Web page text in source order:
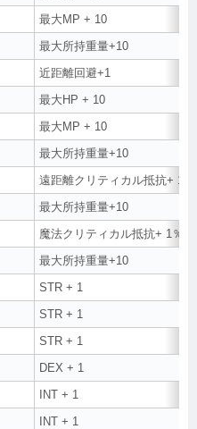
最大MP + 10
最大所持重量+10
近距離回避+1
最大HP + 10
最大MP + 10
最大所持重量+10
遠距離クリティカル抵抗+ 1％
最大所持重量+10
魔法クリティカル抵抗+ 1％
最大所持重量+10
STR + 1
STR + 1
STR + 1
DEX + 1
INT + 1
INT + 1